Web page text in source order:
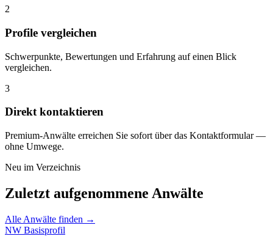
2
Profile vergleichen
Schwerpunkte, Bewertungen und Erfahrung auf einen Blick
vergleichen.
3
Direkt kontaktieren
Premium-Anwälte erreichen Sie sofort über das Kontaktformular —
ohne Umwege.
Neu im Verzeichnis
Zuletzt aufgenommene Anwälte
Alle Anwälte finden →
NW Basisprofil